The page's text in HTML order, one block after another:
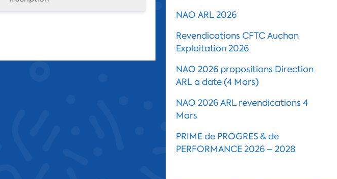
NAO ARL 2026
Revendications CFTC Auchan
Exploitation 2026
NAO 2026 propositions Direction
ARL a date (4 Mars)
NAO 2026 ARL revendications 4
Mars
PRIME de PROGRES & de
PERFORMANCE 2026 – 2028